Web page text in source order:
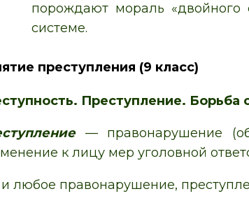
порождают мораль «двойного
системе.
преступления (9 класс)
Преступление. Борьба
— правонарушение
к лицу мер уголовной
и любое правонарушение,